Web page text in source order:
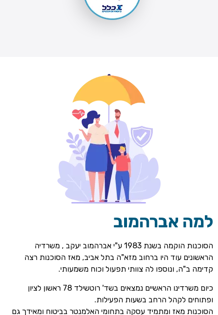
למה אברהמוב
הסוכנות הוקמה בשנת 1983 ע"י אברהמוב יעקב , משרדיה
הראשונים עוד היו ברחוב מזא"ה בתל אביב, מאז הסוכנות רצה
קדימה ב"ה, ונוספו לה צוותי תפעול וכוח משמעותי.
כיום משרדינו הראשיים נמצאים בשד' רוטשילד 78 ראשון לציון
ופתוחים לקהל הרחב בשעות הפעילות.
הסוכנות מאז ומתמיד עסקה בתחומי האלמנטר בביטוח ומאידך גם